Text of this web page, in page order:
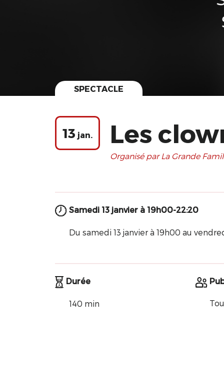
Les
SPECTACLE
Organisé par La Grande
13 jan.
Samedi 13 janvier à 19h00-22:20
Du samedi 13 janvier à 19h00 au
Durée
140 min